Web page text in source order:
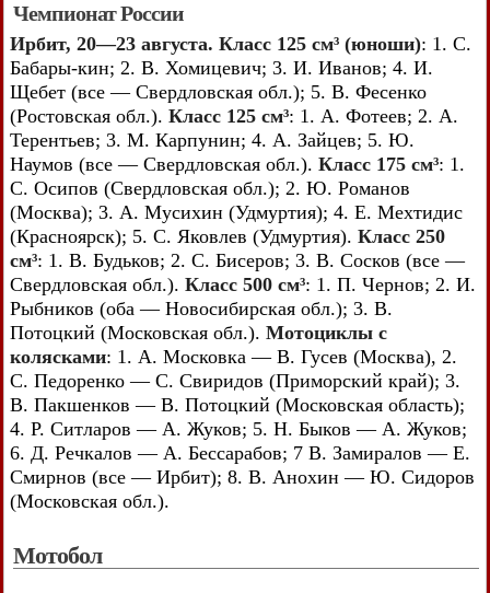
Чемпионат России
Ирбит, 20—23 августа. Класс 125 см³ (юноши): 1. С.
Бабары-кин; 2. В. Хомицевич; 3. И. Иванов; 4. И.
Щебет (все — Свердловская обл.); 5. В. Фесенко
(Ростовская обл.). Класс 125 см³: 1. А. Фотеев; 2. А.
Терентьев; 3. М. Карпунин; 4. А. Зайцев; 5. Ю.
Наумов (все — Свердловская обл.). Класс 175 см³: 1.
С. Осипов (Свердловская обл.); 2. Ю. Романов
(Москва); 3. А. Мусихин (Удмуртия); 4. Е. Мехтидис
(Красноярск); 5. С. Яковлев (Удмуртия). Класс 250
см³: 1. В. Будьков; 2. С. Бисеров; 3. В. Сосков (все —
Свердловская обл.). Класс 500 см³: 1. П. Чернов; 2. И.
Рыбников (оба — Новосибирская обл.); 3. В.
Потоцкий (Московская обл.). Мотоциклы с
колясками: 1. А. Московка — В. Гусев (Москва), 2.
С. Педоренко — С. Свиридов (Приморский край); 3.
В. Пакшенков — В. Потоцкий (Московская область);
4. Р. Ситларов — А. Жуков; 5. Н. Быков — А. Жуков;
6. Д. Речкалов — А. Бессарабов; 7 В. Замиралов — Е.
Смирнов (все — Ирбит); 8. В. Анохин — Ю. Сидоров
(Московская обл.).
Мотобол